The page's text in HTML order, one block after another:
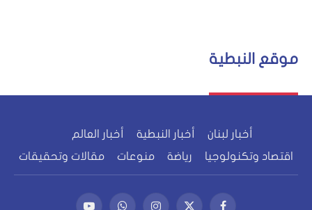
موقع النبطية
أخبار لبنان أخبار النبطية
أخبار العالم
اقتصاد وتكنولوجيا
رياضة منوعات مقالات وتحقيقات